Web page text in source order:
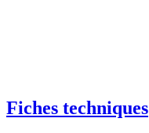
Fiches techniques